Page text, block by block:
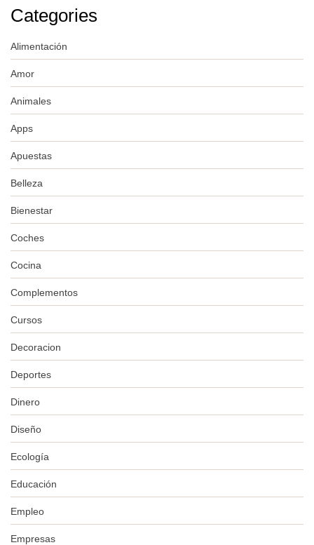
Categories
Alimentación
Amor
Animales
Apps
Apuestas
Belleza
Bienestar
Coches
Cocina
Complementos
Cursos
Decoracion
Deportes
Dinero
Diseño
Ecología
Educación
Empleo
Empresas